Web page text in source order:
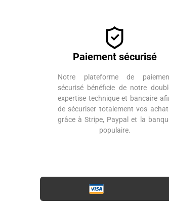
Paiement sécurisé
Notre plateforme de
sécurisé bénéficie de notre
expertise technique et bancaire
de sécuriser totalement vos
grâce à Stripe, Paypal et la
populaire.